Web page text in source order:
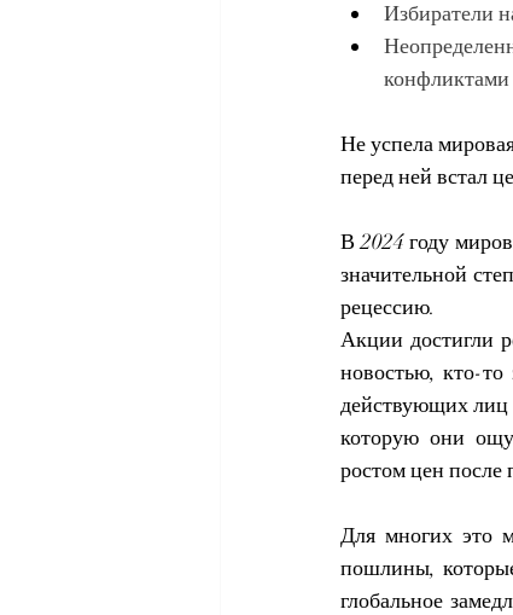
Избиратели
конфликтами
Не успела
перед ней встал
В 2024 году
значительной
рецессию.
Акции достигли
новостью, кто-то
действующих
которую они
ростом цен после
Для многих это
пошлины,
глобальное